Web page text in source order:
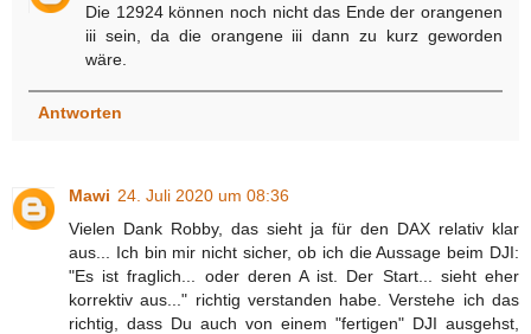
Die 12924 können noch nicht das Ende der orangenen
iii sein, da die orangene iii dann zu kurz geworden
wäre.
Antworten
Mawi 24. Juli 2020 um 08:36
Vielen Dank Robby, das sieht ja für den DAX relativ klar
aus... Ich bin mir nicht sicher, ob ich die Aussage beim DJI:
"Es ist fraglich... oder deren A ist. Der Start... sieht eher
korrektiv aus..." richtig verstanden habe. Verstehe ich das
richtig, dass Du auch von einem "fertigen" DJI ausgehst,